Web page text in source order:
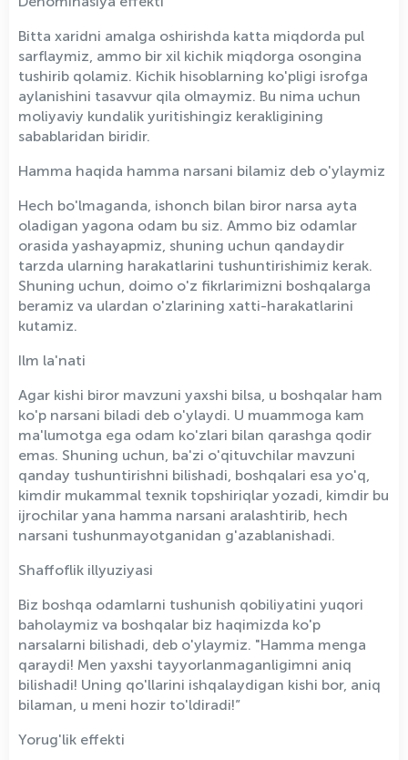
Bitta xaridni amalga oshirishda katta miqdorda pul
sarflaymiz, ammo bir xil kichik miqdorga osongina
tushirib qolamiz. Kichik hisoblarning ko'pligi isrofga
aylanishini tasavvur qila olmaymiz. Bu nima uchun
moliyaviy kundalik yuritishingiz kerakligining
sabablaridan biridir.
Hamma haqida hamma narsani bilamiz deb o'ylaymiz
Hech bo'lmaganda, ishonch bilan biror narsa ayta
oladigan yagona odam bu siz. Ammo biz odamlar
orasida yashayapmiz, shuning uchun qandaydir
tarzda ularning harakatlarini tushuntirishimiz kerak.
Shuning uchun, doimo o'z fikrlarimizni boshqalarga
beramiz va ulardan o'zlarining xatti-harakatlarini
kutamiz.
Ilm la'nati
Agar kishi biror mavzuni yaxshi bilsa, u boshqalar ham
ko'p narsani biladi deb o'ylaydi. U muammoga kam
ma'lumotga ega odam ko'zlari bilan qarashga qodir
emas. Shuning uchun, ba'zi o'qituvchilar mavzuni
qanday tushuntirishni bilishadi, boshqalari esa yo'q,
kimdir mukammal texnik topshiriqlar yozadi, kimdir bu
ijrochilar yana hamma narsani aralashtirib, hech
narsani tushunmayotganidan g'azablanishadi.
Shaffoflik illyuziyasi
Biz boshqa odamlarni tushunish qobiliyatini yuqori
baholaymiz va boshqalar biz haqimizda ko'p
narsalarni bilishadi, deb o'ylaymiz. "Hamma menga
qaraydi! Men yaxshi tayyorlanmaganligimni aniq
bilishadi! Uning qo'llarini ishqalaydigan kishi bor, aniq
bilaman, u meni hozir to'ldiradi!”
Yorug'lik effekti